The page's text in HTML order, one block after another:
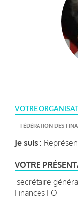
VOTRE
FÉDÉRATION DES
Je suis :
VOTRE
secrétaire
Finances FO